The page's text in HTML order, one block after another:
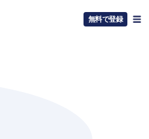
無料で登録